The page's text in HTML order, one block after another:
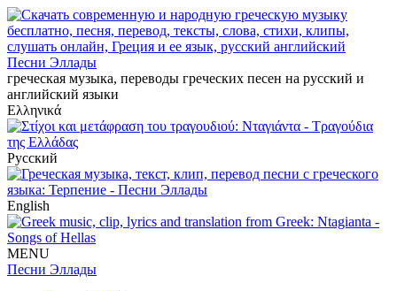
Песни Эллады
греческая музыка, переводы греческих песен на русский и
английский языки
Ελληνικά
Русский
English
MENU
Песни Эллады